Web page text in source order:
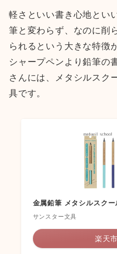
軽さといい書き心地とい
筆と変わらず、なのに削
られるという大きな特徴
シャープペンより鉛筆の
さんには、メタシルスク
具です。
金属鉛筆 メタシルスクー
サンスター文具
楽天